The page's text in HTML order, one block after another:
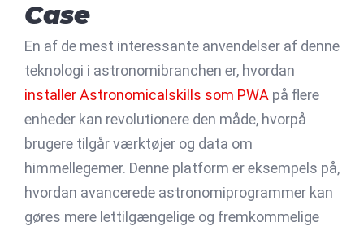
Case
En af de mest interessante anvendelser af denne
teknologi i astronomibranchen er, hvordan
installer Astronomicalskills som PWA på flere
enheder kan revolutionere den måde, hvorpå
brugere tilgår værktøjer og data om
himmellegemer. Denne platform er eksempels på,
hvordan avancerede astronomiprogrammer kan
gøres mere lettilgængelige og fremkommelige